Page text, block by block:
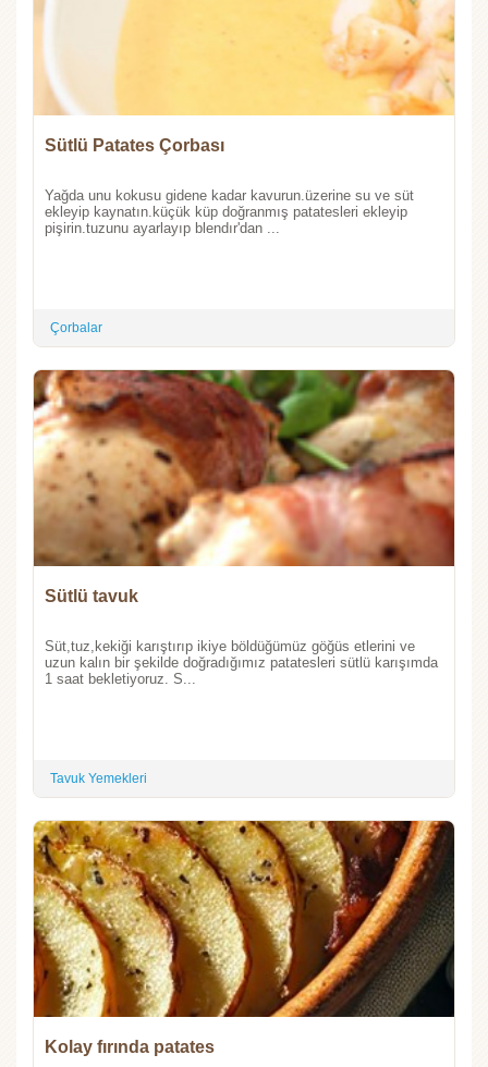
Sütlü Patates Çorbası
Yağda unu kokusu gidene kadar kavurun.üzerine su ve süt
ekleyip kaynatın.küçük küp doğranmış patatesleri ekleyip
pişirin.tuzunu ayarlayıp blendır'dan ...
Çorbalar
Sütlü tavuk
Süt,tuz,kekiği karıştırıp ikiye böldüğümüz göğüs etlerini ve
uzun kalın bir şekilde doğradığımız patatesleri sütlü karışımda
1 saat bekletiyoruz. S...
Tavuk Yemekleri
Kolay fırında patates